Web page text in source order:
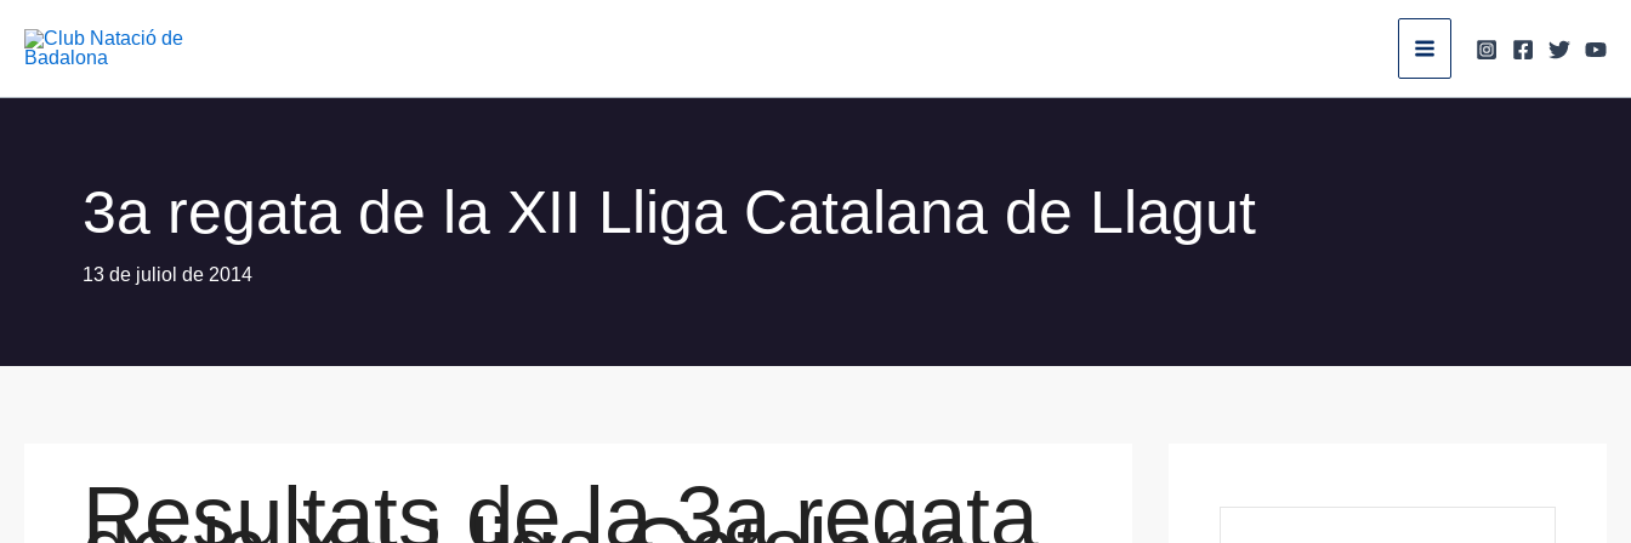
3a regata de la XII Lliga Catalana de Llagut
13 de juliol de 2014
Resultats de la 3a regata